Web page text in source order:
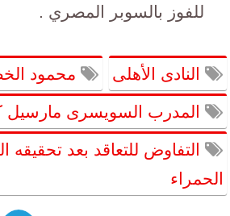
للفوز بالسوبر المصري .
النادى الأهلى محمود
المدرب السويسرى مارسيل
التفاوض للتعاقد بعد تحقيقه
الحمراء